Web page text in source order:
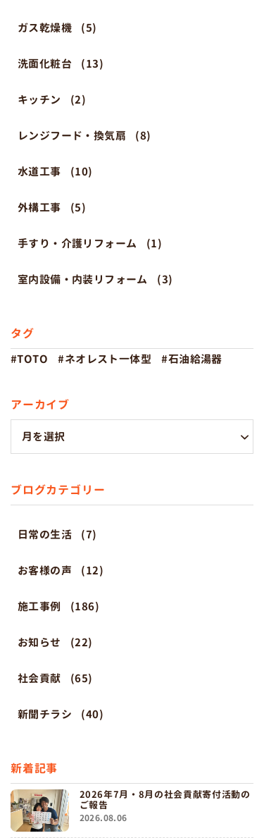
ガス乾燥機 (5)
洗面化粧台 (13)
キッチン (2)
レンジフード・換気扇 (8)
水道工事 (10)
外構工事 (5)
手すり・介護リフォーム (1)
室内設備・内装リフォーム (3)
タグ
TOTO ネオレスト一体型 石油給湯器
アーカイブ
ブログカテゴリー
日常の生活 (7)
お客様の声 (12)
施工事例 (186)
お知らせ (22)
社会貢献 (65)
新聞チラシ (40)
新着記事
2026年7月・8月の社会貢献寄付活動の
ご報告
2026.08.06